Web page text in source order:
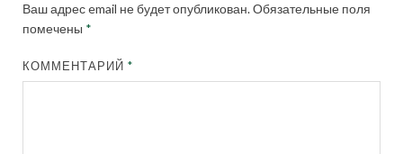
Ваш адрес email не будет опубликован.Обязательные поля
помечены *
КОММЕНТАРИЙ*